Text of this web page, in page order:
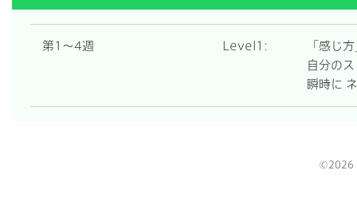
第1～4週 Level1:
「感じ
自分の
瞬時に
©2026